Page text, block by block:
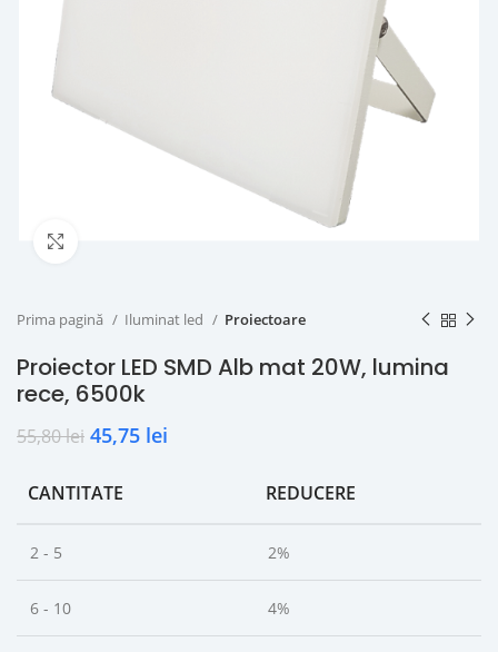
Prima pagină Iluminat led Proiectoare
Proiector LED SMD Alb mat 20W, lumina
rece, 6500k
55,80lei 45,75 lei
CANTITATE REDUCERE
2 - 5 2%
6 - 10 4%